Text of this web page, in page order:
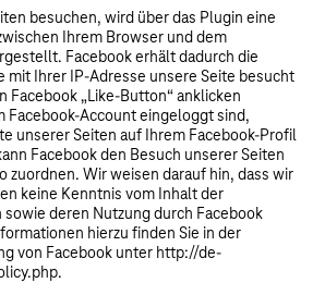
besuchen, wird über das Plugin eine
Ihrem Browser und dem
Facebook erhält dadurch die
mit Ihrer IP-Adresse unsere Seite besucht
Facebook „Like-Button“ anklicken
Facebook-Account eingeloggt sind,
unserer Seiten auf Ihrem Facebook-Profil
Facebook den Besuch unserer Seiten
zuordnen. Wir weisen darauf hin, dass wir
keine Kenntnis vom Inhalt der
deren Nutzung durch Facebook
hierzu finden Sie in der
von Facebook unter http://de-